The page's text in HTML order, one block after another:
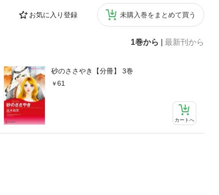
お気に入り登録 未購入巻をまとめて買う
1巻から 最新刊から
砂のささやき【分冊】 3巻
61
カートへ